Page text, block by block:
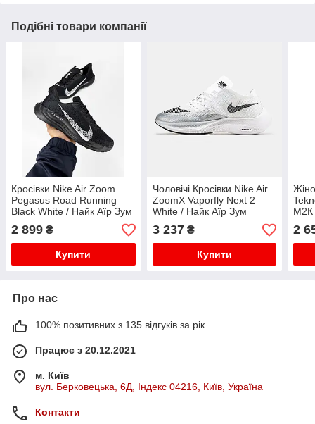
Подібні товари компанії
Кросівки Nike Air Zoom
Pegasus Road Running
Black White / Найк Аїр Зум
Пегасус Роуд Раннінг
Чорні з Білим
2 899 ₴
Купити
Чоловічі Кросівки Nike Air
ZoomX Vaporfly Next 2
White / Найк Аїр Зум
Вапорфлай Некст 2 Білі з
Чорним
3 237₴
Купити
М2К
2
Про нас
100% позитивних з 135 відгуків за рік
Працює з 20.12.2021
м. Київ
вул. Берковецька, 6Д, Індекс 04216, Київ, Україна
Контакти